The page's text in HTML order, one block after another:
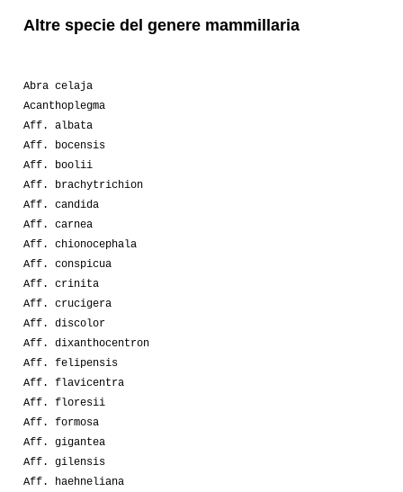
Altre specie del genere mammillaria
Abra celaja
Acanthoplegma
Aff. albata
Aff. bocensis
Aff. boolii
Aff. brachytrichion
Aff. candida
Aff. carnea
Aff. chionocephala
Aff. conspicua
Aff. crinita
Aff. crucigera
Aff. discolor
Aff. dixanthocentron
Aff. felipensis
Aff. flavicentra
Aff. floresii
Aff. formosa
Aff. gigantea
Aff. gilensis
Aff. haehneliana